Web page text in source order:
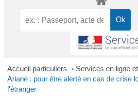
Accueil particuliers > Services en ligne
Ariane : pour être alerté en cas de crise
l'étranger